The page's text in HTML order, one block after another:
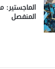
المنفصل